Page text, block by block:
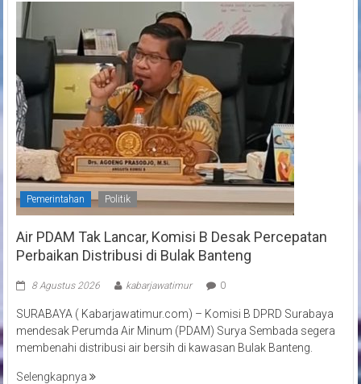
Pemerintahan Politik
Air PDAM Tak Lancar, Komisi B Desak Percepatan
Perbaikan Distribusi di Bulak Banteng
8 Agustus 2026 kabarjawatimur 0
SURABAYA ( Kabarjawatimur.com) – Komisi B DPRD Surabaya
mendesak Perumda Air Minum (PDAM) Surya Sembada segera
membenahi distribusi air bersih di kawasan Bulak Banteng.
Selengkapnya